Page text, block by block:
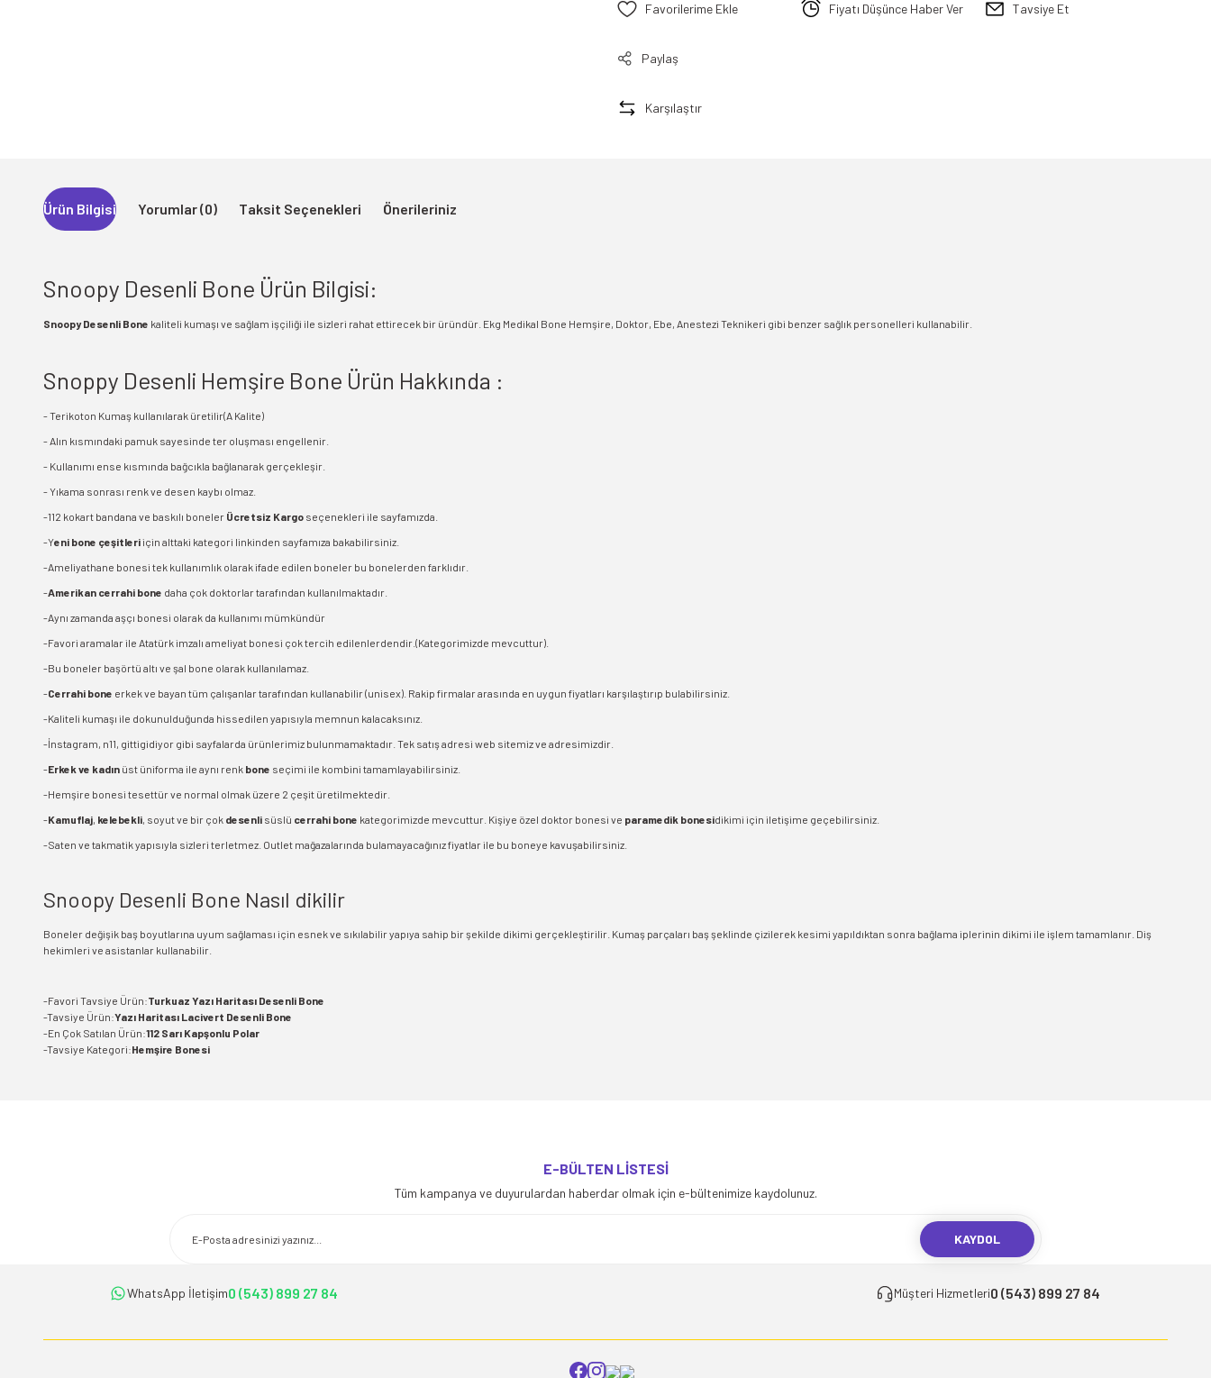
Fiyatı Düşünce Haber Ver Tavsiye Et
Paylaş
Karşılaştır
Ürün Bilgisi Yorumlar (0) Taksit Seçenekleri Önerileriniz
Snoopy Desenli Bone Ürün Bilgisi:
Snoopy Desenli Bone kaliteli kumaşı ve sağlam işçiliği ile sizleri rahat ettirecek bir üründür. Ekg Medikal Bone Hemşire, Doktor, Ebe, Anestezi Teknikeri gibi benzer sağlık personelleri kullanabilir.
Snoppy Desenli Hemşire Bone Ürün Hakkında :
- Terikoton Kumaş kullanılarak üretilir(A Kalite)
- Alın kısmındaki pamuk sayesinde ter oluşması engellenir.
- Kullanımı ense kısmında bağcıkla bağlanarak gerçekleşir.
- Yıkama sonrası renk ve desen kaybı olmaz.
-112 kokart bandana ve baskılı boneler Ücretsiz Kargo seçenekleri ile sayfamızda.
-Yeni bone çeşitleriiçin alttaki kategori linkinden sayfamıza bakabilirsiniz.
-Ameliyathane bonesi tek kullanımlık olarak ifade edilen boneler bu bonelerden farklıdır.
-Amerikan cerrahi bone daha çok doktorlar tarafından kullanılmaktadır.
-Aynı zamanda aşçı bonesi olarak da kullanımı mümkündür
-Favori aramalar ile Atatürk imzalı ameliyat bonesi çok tercih edilenlerdendir.(Kategorimizde mevcuttur).
-Bu boneler başörtü altı ve şal bone olarak kullanılamaz.
-Cerrahi bone erkek ve bayan tüm çalışanlar tarafından kullanabilir (unisex). Rakip firmalar arasında en uygun fiyatları karşılaştırıp bulabilirsiniz.
-Kaliteli kumaşı ile dokunulduğunda hissedilen yapısıyla memnun kalacaksınız.
-İnstagram, n11, gittigidiyor gibi sayfalarda ürünlerimiz bulunmamaktadır. Tek satış adresi web sitemiz ve adresimizdir.
-Erkek ve kadın üst üniforma ile aynı renk bone seçimi ile kombini tamamlayabilirsiniz.
-Hemşire bonesi tesettür ve normal olmak üzere 2 çeşit üretilmektedir.
-Kamuflaj, kelebekli, soyut ve bir çok desenli süslü cerrahi bone kategorimizde mevcuttur. Kişiye özel doktor bonesi ve paramedik bonesidikimi için iletişime geçebilirsiniz.
-Saten ve takmatik yapısıyla sizleri terletmez. Outlet mağazalarında bulamayacağınız fiyatlar ile bu boneye kavuşabilirsiniz.
Snoopy Desenli Bone Nasıl dikilir
Boneler değişik baş boyutlarına uyum sağlaması için esnek ve sıkılabilir yapıya sahip bir şekilde dikimi gerçekleştirilir. Kumaş parçaları baş şeklinde çizilerek kesimi yapıldıktan sonra bağlama iplerinin dikimi ile işlem tamamlanır. Diş
hekimleri ve asistanlar kullanabilir.
-Favori Tavsiye Ürün:Turkuaz Yazı Haritası Desenli Bone
-Tavsiye Ürün:Yazı Haritası Lacivert Desenli Bone
-En Çok Satılan Ürün:112 Sarı Kapşonlu Polar
-Tavsiye Kategori:Hemşire Bonesi
Ürün açıklamasında eksik bilgiler bulunuyor.
Ürün fiyatı diğer sitelerden daha pahalı.
E-BÜLTEN LİSTESİ
Tüm kampanya ve duyurulardan haberdar olmak için e-bültenimize kaydolunuz.
KAYDOL
WhatsApp İletişim0 (543) 899 27 84 Müşteri Hizmetleri0 (543) 899 27 84